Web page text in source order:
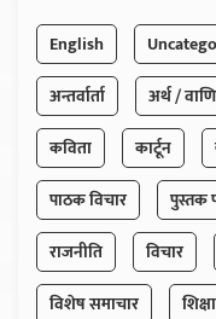
English
अन्तर्वार्ता
अर्थ /
कविता
कार्टून
पाठक विचार
पुस्तक
राजनीति
विचार
विशेष समाचार
शिक्षा